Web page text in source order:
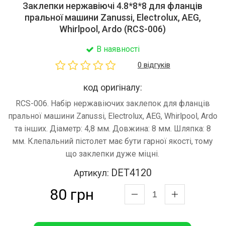
Заклепки нержавіючі 4.8*8*8 для фланців
пральної машини Zanussi, Electrolux, AEG,
Whirlpool, Ardo (RCS-006)
В наявності
0 відгуків
код оригіналу:
RCS-006. Набір нержавіючих заклепок для фланців
пральної машини Zanussi, Electrolux, AEG, Whirlpool, Ardo
та інших. Діаметр: 4,8 мм. Довжина: 8 мм. Шляпка: 8
мм. Клепальний пістолет має бути гарної якості, тому
що заклепки дуже міцні.
Артикул: DET4120
80 грн